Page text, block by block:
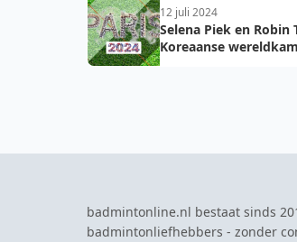
12 juli 2024
Selena Piek en Robin
Koreaanse
badmintonline.nl bestaat sinds
badmintonliefhebbers - zonder